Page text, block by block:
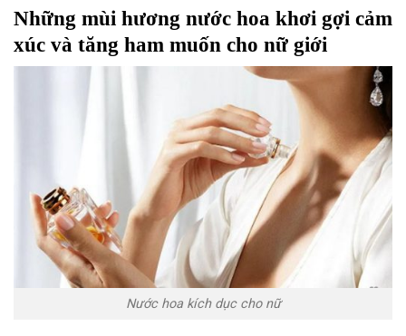
Những mùi hương nước hoa khơi gợi cảm
xúc và tăng ham muốn cho nữ giới
Nước hoa kích dục cho nữ